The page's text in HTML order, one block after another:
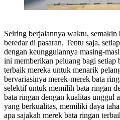
Bata
Seiring berjalannya waktu,
beredar di pasaran. Tentu saja,
dengan keunggulannya masing-
ini memberikan peluang bagi setiap
terbaik mereka untuk menarik
bervariasinya merek-merek bata
selektif untuk memilih bata ringan
bata ringan dengan kualitas unggul
yang berkualitas, memiliki daya
apa sajakah merek bata ringan